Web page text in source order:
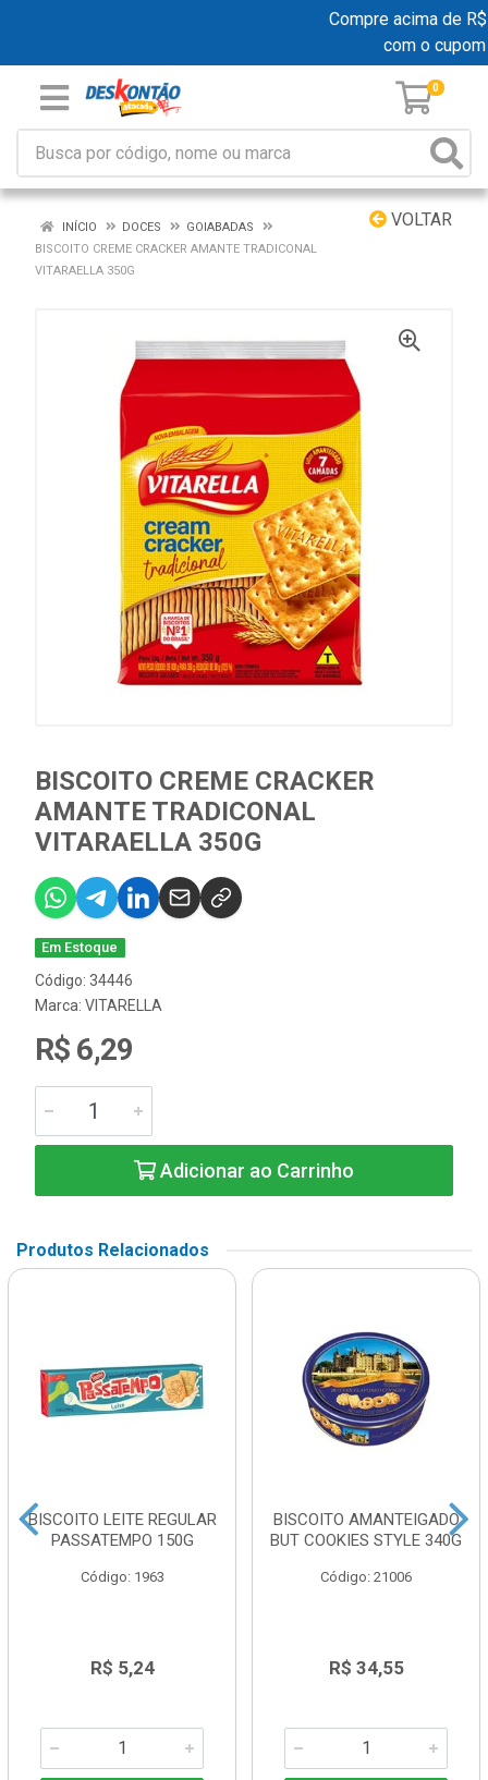
Compre acima de
com o cupom
0
VOLTAR
INÍCIO DOCES
GOIABADAS
BISCOITO CREME CRACKER AMANTE TRADICONAL
VITARAELLA 350G
BISCOITO CREME CRACKER
AMANTE TRADICONAL
VITARAELLA 350G
Em Estoque
Código: 34446
Marca: VITARELLA
R$ 6,29
Adicionar ao Carrinho
Produtos Relacionados
BISCOITO LEITE REGULAR
PASSATEMPO 150G
Código: 1963
R$ 5,24
BISCOITO AMANTEIGADO
BUT COOKIES STYLE 340G
Código: 21006
R$ 34,55